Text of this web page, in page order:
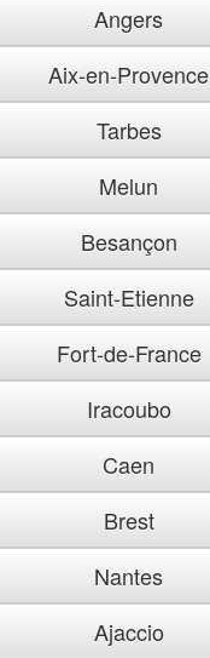
Angers
Aix-en-Provence
Tarbes
Melun
Besançon
Saint-Etienne
Fort-de-France
Iracoubo
Caen
Brest
Nantes
Ajaccio